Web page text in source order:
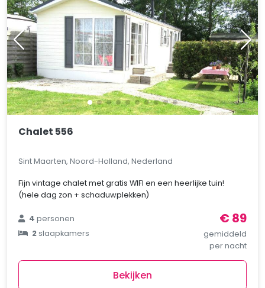
Chalet 556
Sint Maarten, Noord-Holland, Nederland
Fijn vintage chalet met gratis WIFI en een heerlijke tuin!
(hele dag zon + schaduwplekken)
4personen
2slaapkamers
€ 89
gemiddeld
per nacht
Bekijken